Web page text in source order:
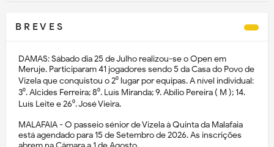
B R E V E S
DAMAS: Sábado dia 25 de Julho realizou-se o Open em
Meruje. Participaram 41 jogadores sendo 5 da Casa do Povo de
Vizela que conquistou o 2⁰ lugar por equipas. A nível individual:
3⁰. Alcides Ferreira; 8⁰. Luís Miranda; 9. Abílio Pereira ( M ); 14.
Luís Leite e 26⁰. José Vieira.
MALAFAIA - O passeio sénior de Vizela à Quinta da Malafaia
está agendado para 15 de Setembro de 2026. As inscrições